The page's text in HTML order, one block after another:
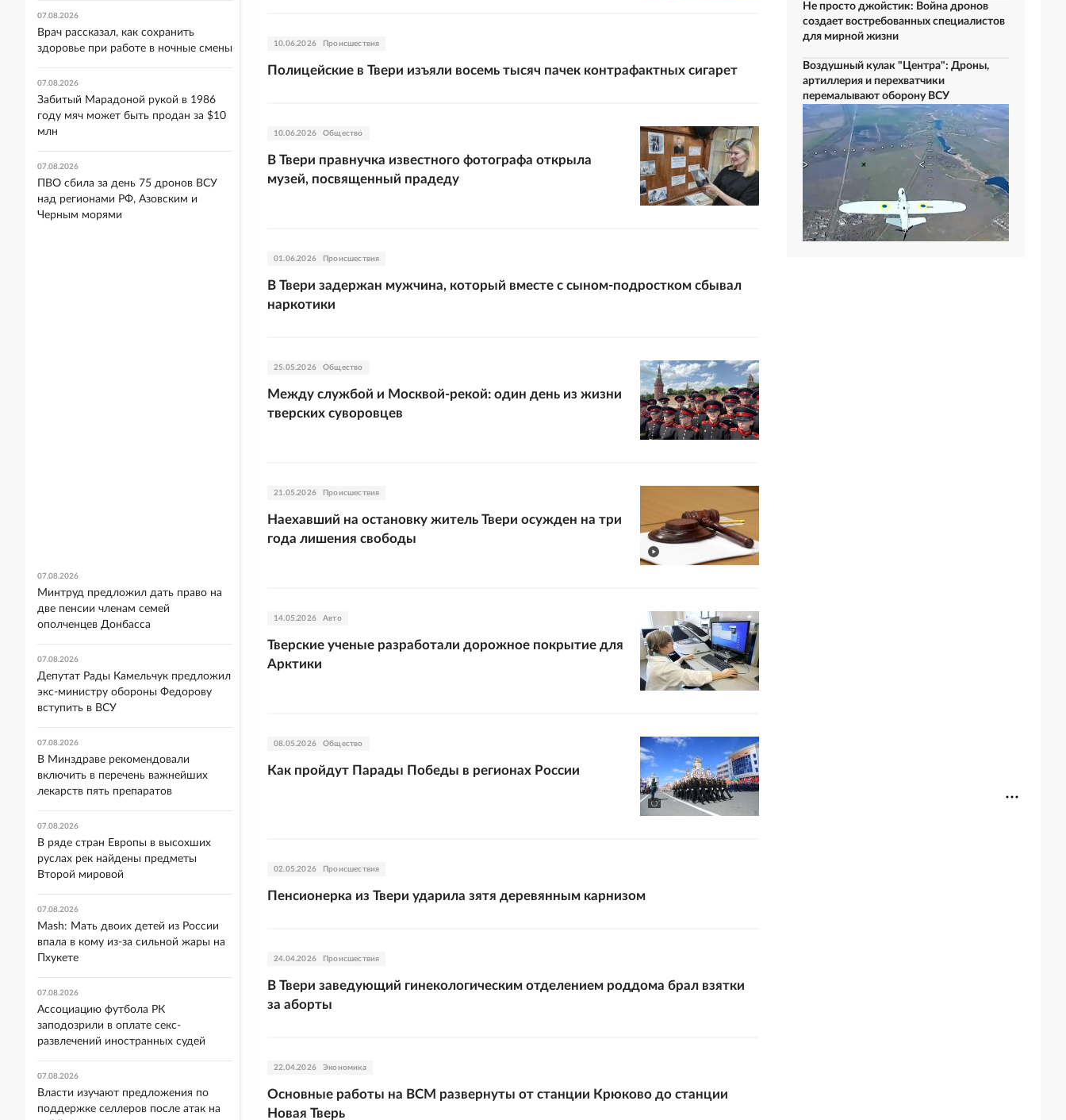
10.06.2026 Происшествия
Полицейские в Твери изъяли восемь тысяч пачек контрафактных сигарет
10.06.2026 Общество
В Твери правнучка известного фотографа открыла
музей, посвященный прадеду
01.06.2026 Происшествия
В Твери задержан мужчина, который вместе с сыном-подростком сбывал
наркотики
25.05.2026 Общество
Между службой и Москвой-рекой: один день из жизни
тверских суворовцев
21.05.2026 Происшествия
Наехавший на остановку житель Твери осужден на три
года лишения свободы
14.05.2026 Авто
Тверские ученые разработали дорожное покрытие для
Арктики
08.05.2026 Общество
Как пройдут Парады Победы в регионах России
02.05.2026 Происшествия
Пенсионерка из Твери ударила зятя деревянным карнизом
24.04.2026 Происшествия
В Твери заведующий гинекологическим отделением роддома брал взятки
за аборты
22.04.2026 Экономика
Основные работы на ВСМ развернуты от станции Крюково до станции
Новая Тверь
Не просто джойстик: Война дронов
создает востребованных специалистов
для мирной жизни
Воздушный кулак "Центра": Дроны,
артиллерия и перехватчики
перемалывают оборону ВСУ
07.08.2026
Врач рассказал, как сохранить
здоровье при работе в ночные смены
07.08.2026
Забитый Марадоной рукой в 1986
году мяч может быть продан за $10
млн
07.08.2026
ПВО сбила за день 75 дронов ВСУ
над регионами РФ, Азовским и
Черным морями
07.08.2026
Минтруд предложил дать право на
две пенсии членам семей
ополченцев Донбасса
07.08.2026
Депутат Рады Камельчук предложил
экс-министру обороны Федорову
вступить в ВСУ
07.08.2026
В Минздраве рекомендовали
включить в перечень важнейших
лекарств пять препаратов
07.08.2026
В ряде стран Европы в высохших
руслах рек найдены предметы
Второй мировой
07.08.2026
Mash: Мать двоих детей из России
впала в кому из-за сильной жары на
Пхукете
07.08.2026
Ассоциацию футбола РК
заподозрили в оплате секс-
развлечений иностранных судей
07.08.2026
Власти изучают предложения по
поддержке селлеров после атак на